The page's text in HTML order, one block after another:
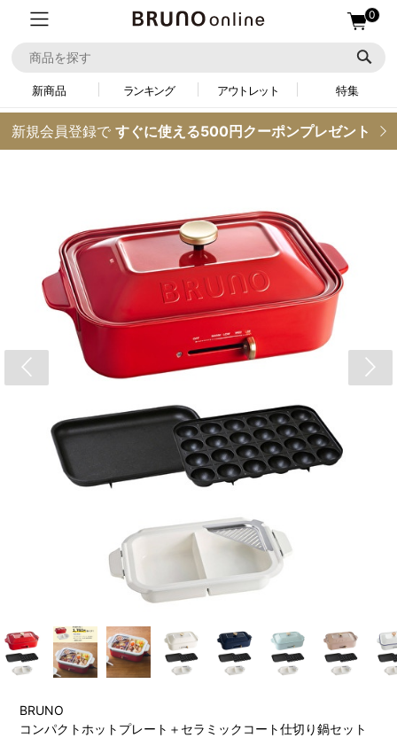
0
新商品 ランキング アウトレット 特集
新規会員登録で すぐに使える500円クーポンプレゼント
BRUNO
コンパクトホットプレート＋セラミックコート仕切り鍋セット